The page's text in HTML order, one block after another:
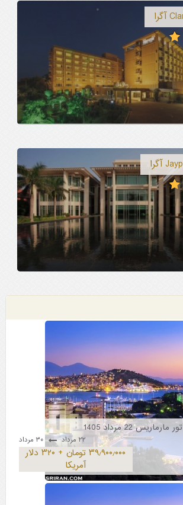
تور مارماریس 22 مرداد 1405
۲۲ مرداد ۳۰ مرداد
۳۹٫۹۰۰٫۰۰۰ تومان + ۳۲۰ دلار
آمریکا